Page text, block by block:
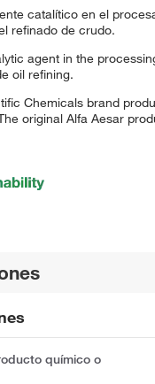
catalítico en el
refinado de crudo.
agent in the
oil refining.
Chemicals brand
original Alfa Aesar
químico o